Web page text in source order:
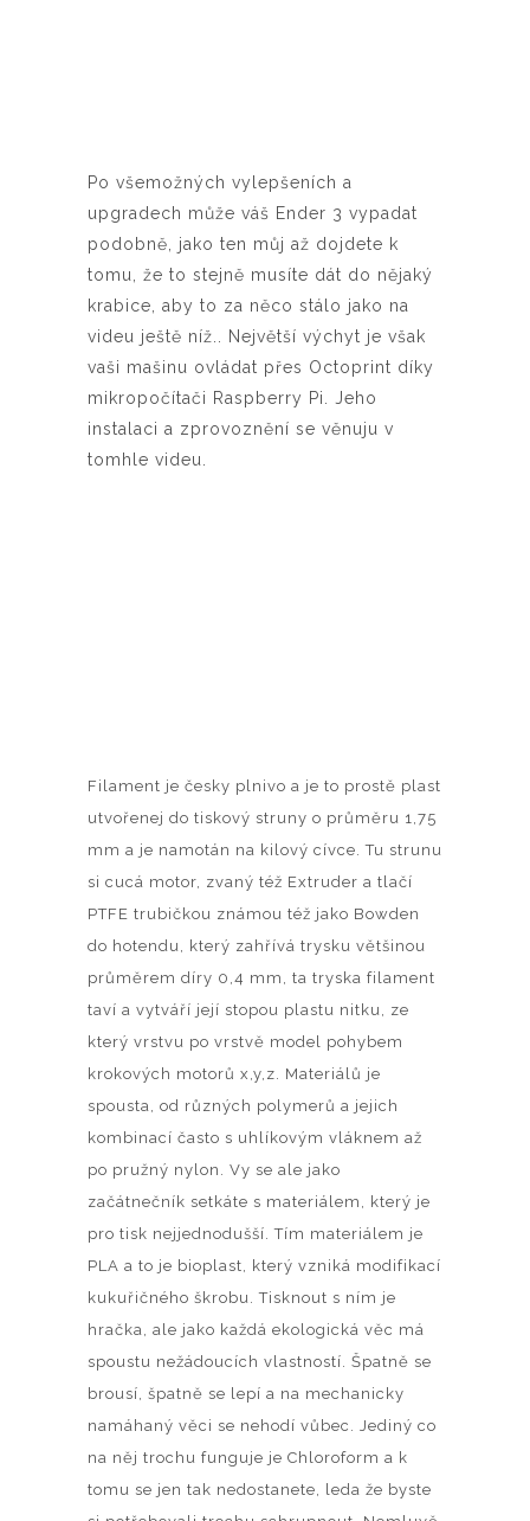
Po všemožných vylepšeních a
upgradech může váš Ender 3 vypadat
podobně, jako ten můj až dojdete k
tomu, že to stejně musíte dát do nějaký
krabice, aby to za něco stálo jako na
videu ještě níž.. Největší výchyt je však
vaši mašinu ovládat přes Octoprint díky
mikropočítači Raspberry Pi. Jeho
instalaci a zprovoznění se věnuju v
tomhle videu.
Filament je česky plnivo a je to prostě plast
utvořenej do tiskový struny o průměru 1,75
mm a je namotán na kilový cívce. Tu strunu
si cucá motor, zvaný též Extruder a tlačí
PTFE trubičkou známou též jako Bowden
do hotendu, který zahřívá trysku většinou
průměrem díry 0,4 mm, ta tryska filament
taví a vytváří její stopou plastu nitku, ze
který vrstvu po vrstvě model pohybem
krokových motorů x,y,z. Materiálů je
spousta, od různých polymerů a jejich
kombinací často s uhlíkovým vláknem až
po pružný nylon. Vy se ale jako
začátnečník setkáte s materiálem, který je
pro tisk nejjednodušší. Tím materiálem je
PLA a to je bioplast, který vzniká modifikací
kukuřičného škrobu. Tisknout s ním je
hračka, ale jako každá ekologická věc má
spoustu nežádoucích vlastností. Špatně se
brousí, špatně se lepí a na mechanicky
namáhaný věci se nehodí vůbec. Jediný co
na něj trochu funguje je Chloroform a k
tomu se jen tak nedostanete, leda že byste